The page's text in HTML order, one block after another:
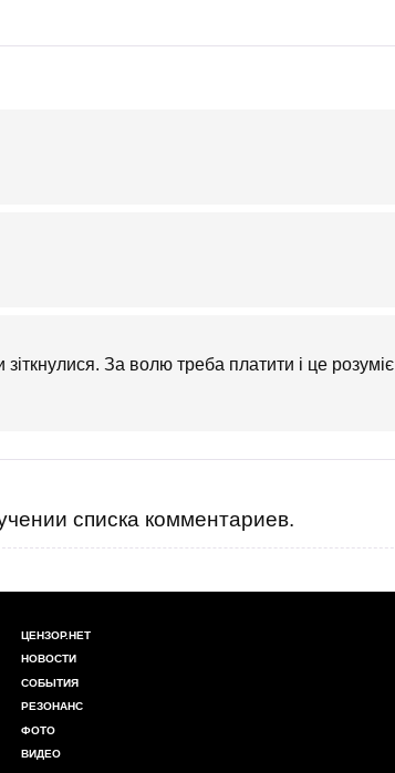
За волю треба платити і це розуміє
списка комментариев.
ЦЕНЗОР.НЕТ
НОВОСТИ
СОБЫТИЯ
РЕЗОНАНС
ФОТО
ВИДЕО